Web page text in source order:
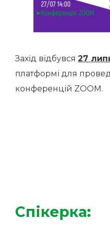
Захід відбувся 27
платформі для
конференцій ZOOM.
Спікерка: